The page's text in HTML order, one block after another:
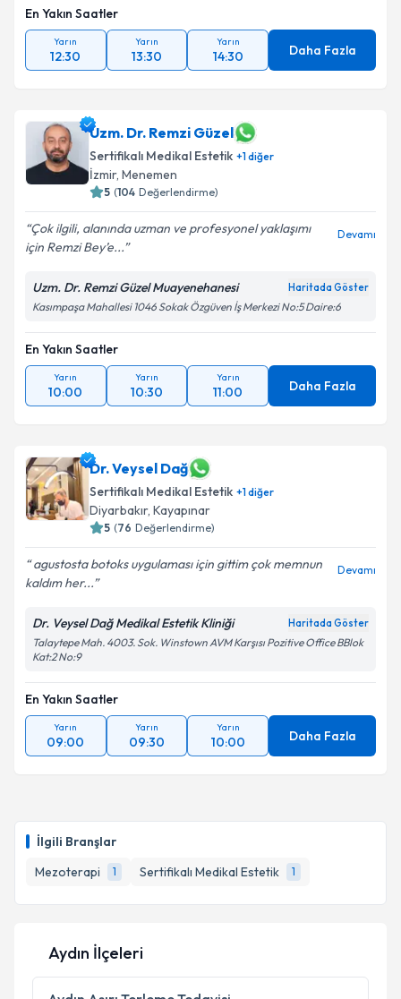
İlgili Branşlar
Mezoterapi
1 Sertifikalı Medikal Estetik 1
En Yakın Saatler
Yarın
12:30
Yarın
13:30
Yarın
14:30 Daha Fazla
Uzm. Dr. Remzi Güzel
Sertifikalı Medikal Estetik +1diğer
İzmir, Menemen
5 (104 Değerlendirme)
Çok ilgili, alanında uzman ve profesyonel yaklaşımı
için Remzi Bey’e...
Devamı
Uzm. Dr. Remzi Güzel Muayenehanesi Haritada Göster
Kasımpaşa Mahallesi 1046 Sokak Özgüven İş Merkezi No:5 Daire:6
En Yakın Saatler
Yarın
10:00
Yarın
10:30
Yarın
11:00 Daha Fazla
Dr. Veysel Dağ
Sertifikalı Medikal Estetik +1diğer
Diyarbakır, Kayapınar
5 (76 Değerlendirme)
agustosta botoks uygulaması için gittim çok memnun
kaldım her...
Devamı
Dr. Veysel Dağ Medikal Estetik Kliniği Haritada Göster
Talaytepe Mah. 4003. Sok. Winstown AVM Karşısı Pozitive Office BBlok
Kat:2 No:9
En Yakın Saatler
Yarın
09:00
Yarın
09:30
Yarın
10:00 Daha Fazla
Aydın İlçeleri